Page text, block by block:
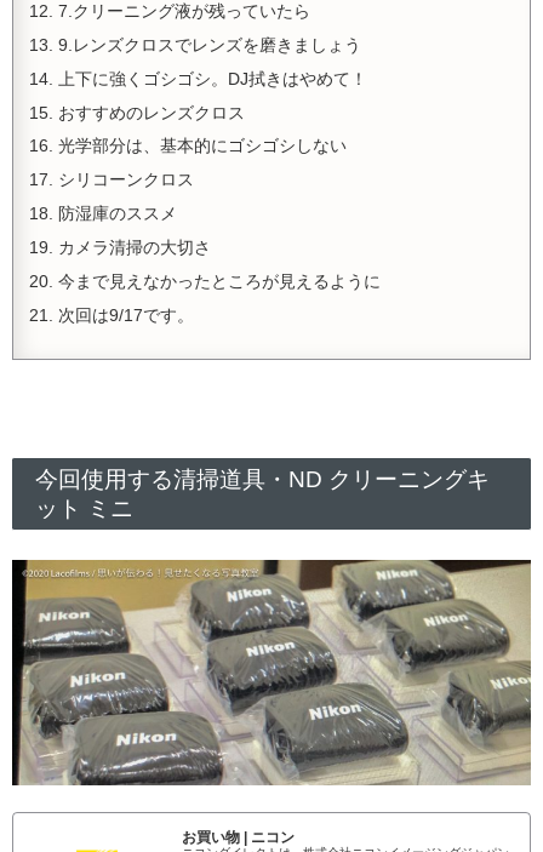
7.クリーニング液が残っていたら
9.レンズクロスでレンズを磨きましょう
上下に強くゴシゴシ。DJ拭きはやめて！
おすすめのレンズクロス
光学部分は、基本的にゴシゴシしない
シリコーンクロス
防湿庫のススメ
カメラ清掃の大切さ
今まで見えなかったところが見えるように
次回は9/17です。
今回使用する清掃道具・ND クリーニングキ
ット ミニ
お買い物 | ニコン